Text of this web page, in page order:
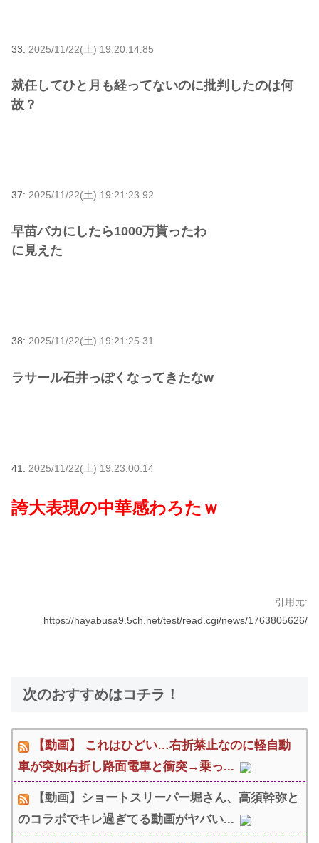
33: 2025/11/22(土) 19:20:14.85
就任してひと月も経ってないのに批判したのは何
故？
37: 2025/11/22(土) 19:21:23.92
早苗バカにしたら1000万貰ったわ
に見えた
38: 2025/11/22(土) 19:21:25.31
ラサール石井っぽくなってきたなw
41: 2025/11/22(土) 19:23:00.14
誇大表現の中華感わろたｗ
引用元:
https://hayabusa9.5ch.net/test/read.cgi/news/1763805626/
次のおすすめはコチラ！
【動画】 これはひどい…右折禁止なのに軽自動
車が突如右折し路面電車と衝突→乗っ...
【動画】ショートスリーパー堀さん、高須幹弥と
のコラボでキレ過ぎてる動画がヤバい...